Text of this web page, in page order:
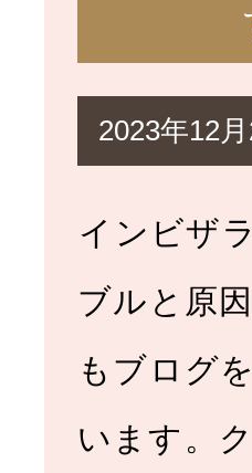
2023年12
インビザ
ブルと原
もブログ
います。